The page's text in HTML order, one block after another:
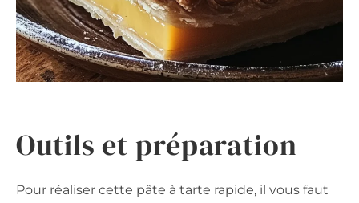
Outils et préparation
Pour réaliser cette pâte à tarte rapide, il vous faut